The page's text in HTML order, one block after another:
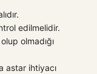
edilmelidir.
olmadığı
astar ihtiyacı